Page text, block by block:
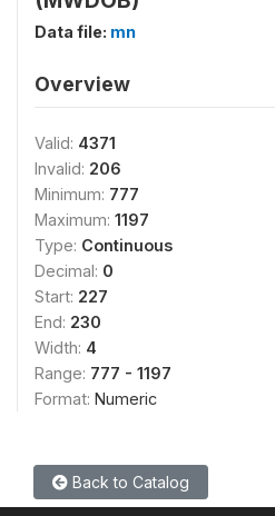
Data file: mn
Overview
Valid: 4371
Invalid: 206
Minimum: 777
Maximum: 1197
Type: Continuous
Decimal: 0
Start: 227
End: 230
Width: 4
Range: 777 - 1197
Format: Numeric
Back to Catalog